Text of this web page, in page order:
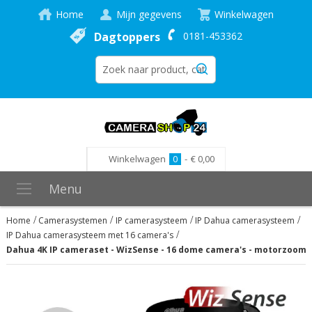
Home Mijn gegevens Winkelwagen
Dagtoppers 0181-453362
Winkelwagen 0 - € 0,00
Menu
Home Camerasystemen IP camerasysteem
IP Dahua camerasysteem
IP Dahua camerasysteem met 16 camera's
Dahua 4K IP cameraset - WizSense - 16 dome camera's -